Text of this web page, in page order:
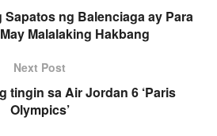
ng Balenciaga ay Para
Malalaking Hakbang
Next Post
tingin sa Air Jordan 6 ‘Paris
Olympics’